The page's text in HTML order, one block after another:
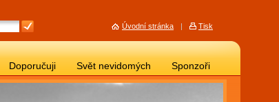
Doporučuji Svět nevidomých Sponzoři
Úvodní stránka | Tisk